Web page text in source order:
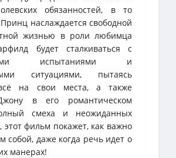
обязанностей, в то
наслаждается свободной
жизнью в роли любимца
будет сталкиваться с
испытаниями и
ситуациями, пытаясь
на свои места, а также
в его романтическом
смеха и неожиданных
этот фильм покажет, как важно
собой, даже когда речь идет о
манерах!